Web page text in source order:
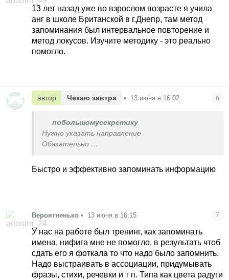
13 лет назад уже во взрослом возрасте я учила
анг в школе Британской в г.Днепр, там метод
запоминания был интервальное повторение и
метод локусов. Изучите методику - это реально
помогло.
автор Чекаю завтра • 13 июня в 16:02 6
побольшомусекретику
Нужно указать направление
Обязательно
Быстро и эффективно запоминать информацию
Вероятненько • 13 июня в 16:15 7
У нас на работе был тренинг, как запоминать
имена, нифига мне не помогло, в результать чтоб
сдать его я фоткала то что надо было запомнить.
Надо выстраивать в ассоциации, придумывать
фразы, стихи, речевки и т п. Типа как цвета радуги